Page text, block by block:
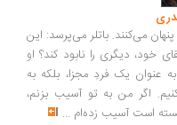
می‌کنند. باتلر می‌پرسد: این
خود، دیگری را نابود کند؟ او
عنوان یک فردِ مجزا، بلکه به
اگر من به تو آسیب بزنم،
است آسیب زده‌ام ...